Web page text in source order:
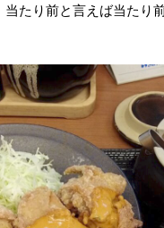
たり前と言えば当たり